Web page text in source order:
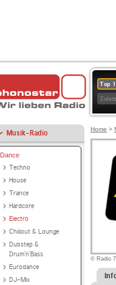
Top
Musik-Radio
Dance
Techno
House
Trance
Hardcore
Electro
Chillout & Lounge
Dubstep &
Drum'n'Bass
Eurodance
DJ-Mix
Home >
© Radio